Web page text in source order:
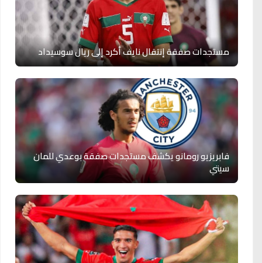
مستجدات صفقة إنتقال نايف أكرد إلى ريال سوسيداد
فابريزيو رومانو يكشف مستجدات صفقة بوعدي للمان
سيتي